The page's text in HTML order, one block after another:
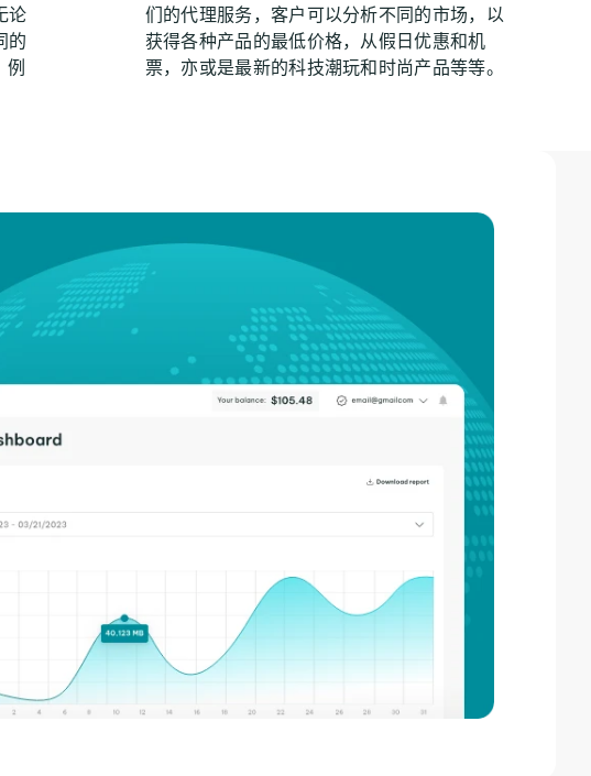
论
的
们的代理服务，客户可以分析不同的市场，以
获得各种产品的最低价格，从假日优惠和机
票，亦或是最新的科技潮玩和时尚产品等等。